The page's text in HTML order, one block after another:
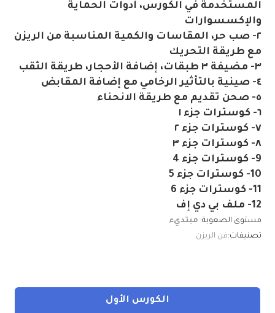
المستخدمة في الكورس، أدوات الحماية
والإكسسوارات
٢- صب حر، المقاسات والكمية المناسبة من الريزن
مع طريقة التحريك
٣- مضيفة ٣ طبقات، إضافة الأحجار، طريقة الثقب
٤- صينية بالتأثير الرخامي مع إضافة المقابض
٥- صحن تقديم مع طريقة الانحناء
٦- كوسترات جزء ١
٧- كوسترات جزء ٢
٨- كوسترات جزء ٣
9- كوسترات جزء 4
10- كوسترات جزء 5
11- كوسترات جزء 6
12- ملف بي دي إف
مستوى الصعوبة: مبتديء
تصنيفات:فن الريزن
الكورس الأول